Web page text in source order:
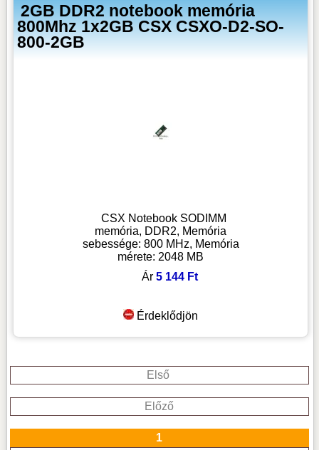
2GB DDR2 notebook memória
800Mhz 1x2GB CSX CSXO-D2-SO-
800-2GB
CSX Notebook SODIMM
memória, DDR2, Memória
sebessége: 800 MHz, Memória
mérete: 2048 MB
Ár5 144 Ft
Érdeklődjön
Első
Előző
1